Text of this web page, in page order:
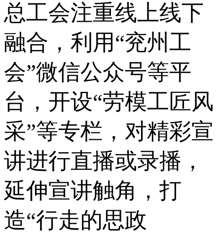
总工会注重线上线下
融合，利用“兖州工
会”微信公众号等平
台，开设“劳模工匠风
采”等专栏，对精彩宣
讲进行直播或录播，
延伸宣讲触角，打
造“行走的思政